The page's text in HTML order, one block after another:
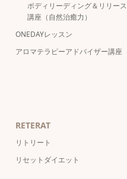
ボディリーディング＆リリース
講座（自然治癒力）
ONEDAYレッスン
アロマテラピーアドバイザー講座
RETERAT
リトリート
リセットダイエット